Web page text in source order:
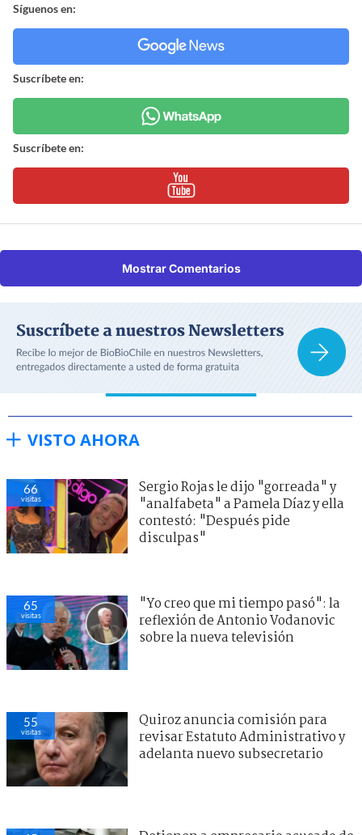
Síguenos en:
Suscríbete en:
Suscríbete en:
Mostrar Comentarios
VISTO AHORA
66
visitas
Sergio Rojas le dijo "gorreada" y
"analfabeta" a Pamela Díaz y ella
contestó: "Después pide
disculpas"
65
visitas
"Yo creo que mi tiempo pasó": la
reflexión de Antonio Vodanovic
sobre la nueva televisión
55
visitas
Quiroz anuncia comisión para
revisar Estatuto Administrativo y
adelanta nuevo subsecretario